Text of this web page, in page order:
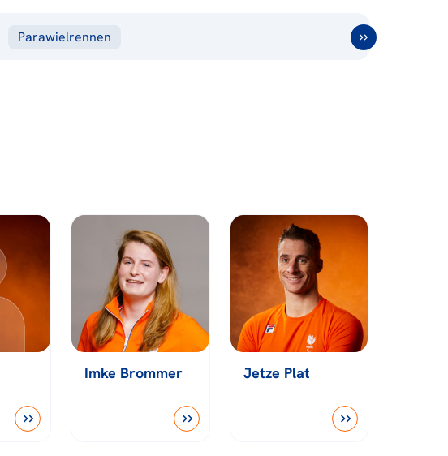
Parawielrennen
Imke Brommer Jetze Plat